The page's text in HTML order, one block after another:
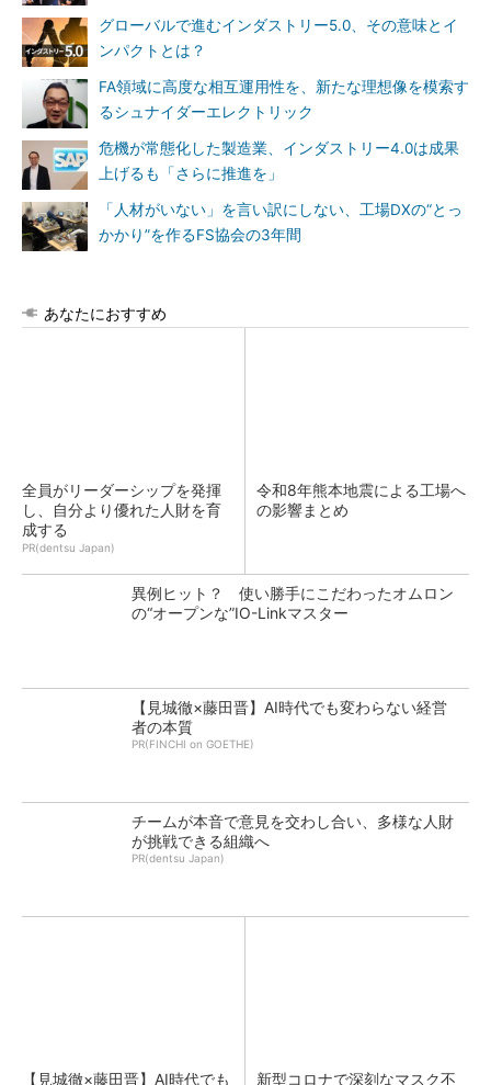
グローバルで進むインダストリー5.0、その意味とイ
ンパクトとは？
FA領域に高度な相互運用性を、新たな理想像を模索す
るシュナイダーエレクトリック
危機が常態化した製造業、インダストリー4.0は成果
上げるも「さらに推進を」
「人材がいない」を言い訳にしない、工場DXの“とっ
かかり”を作るFS協会の3年間
あなたにおすすめ
全員がリーダーシップを発揮
し、自分より優れた人財を育
成する
PR(dentsu Japan)
令和8年熊本地震による工場へ
の影響まとめ
異例ヒット？ 使い勝手にこだわったオムロン
の“オープンな”IO-Linkマスター
【見城徹×藤田晋】AI時代でも変わらない経営
者の本質
PR(FINCHI on GOETHE)
チームが本音で意見を交わし合い、多様な人財
が挑戦できる組織へ
PR(dentsu Japan)
【見城徹×藤田晋】AI時代でも
新型コロナで深刻なマスク不